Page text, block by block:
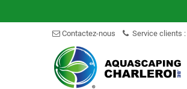
Contactez-nous Service clients :